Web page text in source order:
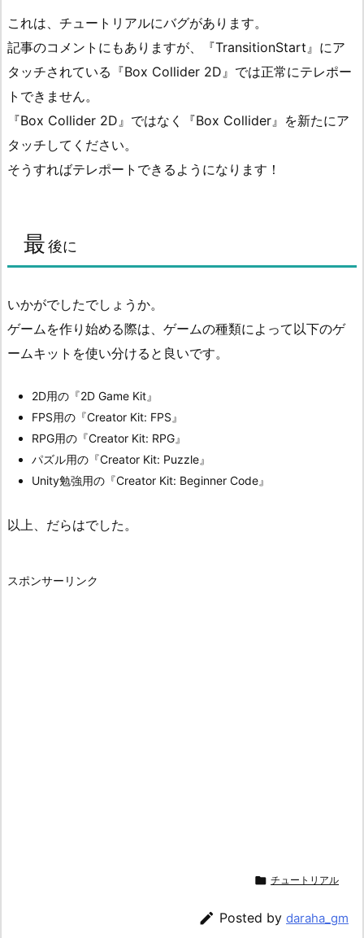
これは、チュートリアルにバグがあります。
記事のコメントにもありますが、『TransitionStart』にア
タッチされている『Box Collider 2D』では正常にテレポー
トできません。
『Box Collider 2D』ではなく『Box Collider』を新たにア
タッチしてください。
そうすればテレポートできるようになります！
最後に
いかがでしたでしょうか。
ゲームを作り始める際は、ゲームの種類によって以下のゲ
ームキットを使い分けると良いです。
2D用の『2D Game Kit』
FPS用の『Creator Kit: FPS』
RPG用の『Creator Kit: RPG』
パズル用の『Creator Kit: Puzzle』
Unity勉強用の『Creator Kit: Beginner Code』
以上、だらはでした。
スポンサーリンク
 チュートリアル
 Posted by daraha_gm